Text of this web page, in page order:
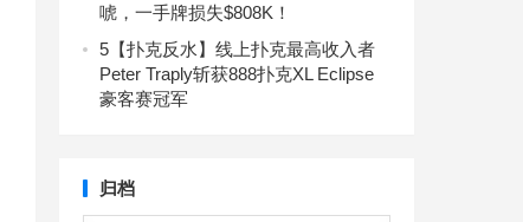
唬，一手牌损失$808K！
5 【扑克反水】线上扑克最高收入者
Peter Traply斩获888扑克XL Eclipse
豪客赛冠军
归档